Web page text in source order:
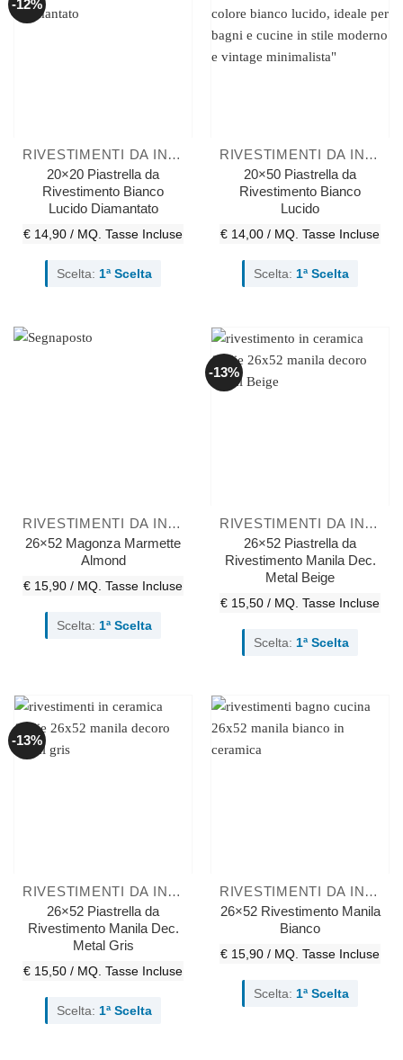
-12%
RIVESTIMENTI DA INTERNO
20×20 Piastrella da
Rivestimento Bianco
Lucido Diamantato
€ 14,90 / MQ. Tasse Incluse
Scelta: 1ª Scelta
RIVESTIMENTI DA INTERNO
20×50 Piastrella da
Rivestimento Bianco
Lucido
€ 14,00 / MQ. Tasse Incluse
Scelta: 1ª Scelta
RIVESTIMENTI DA INTERNO
26×52 Magonza Marmette
Almond
€ 15,90 / MQ. Tasse Incluse
Scelta: 1ª Scelta
-13%
RIVESTIMENTI DA INTERNO
26×52 Piastrella da
Rivestimento Manila Dec.
Metal Beige
€ 15,50 / MQ. Tasse Incluse
Scelta: 1ª Scelta
-13%
RIVESTIMENTI DA INTERNO
26×52 Piastrella da
Rivestimento Manila Dec.
Metal Gris
€ 15,50 / MQ. Tasse Incluse
Scelta: 1ª Scelta
RIVESTIMENTI DA INTERNO
26×52 Rivestimento Manila
Bianco
€ 15,90 / MQ. Tasse Incluse
Scelta: 1ª Scelta